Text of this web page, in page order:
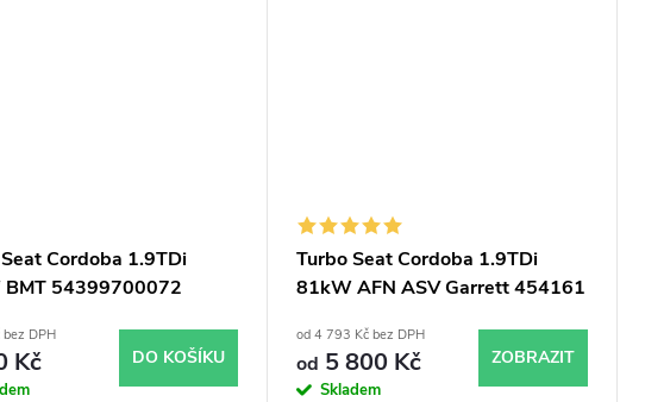
Cordoba 1.9TDi
54399700072
DPH
Kč DO KOŠÍKU
Turbo Seat Cordoba 1.9TDi
81kW AFN ASV Garrett 454161
od 4 793 Kč bez DPH
od 5 800 Kč
Skladem
ZOBRAZIT